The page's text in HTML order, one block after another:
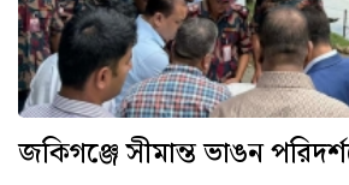
জকিগঞ্জে সীমান্ত ভাঙন